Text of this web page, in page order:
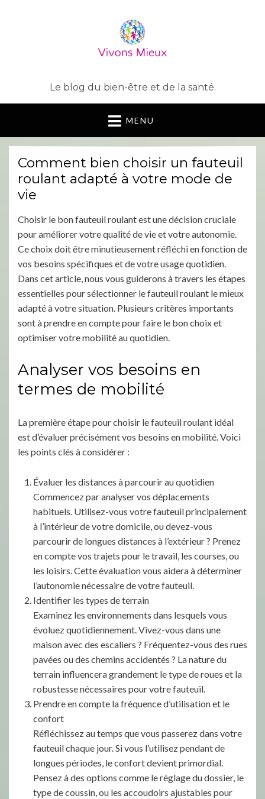
Le blog du bien-être et de la santé.
MENU
Comment bien choisir un fauteuil
roulant adapté à votre mode de
vie
Choisir le bon fauteuil roulant est une décision cruciale
pour améliorer votre qualité de vie et votre autonomie.
Ce choix doit être minutieusement réfléchi en fonction de
vos besoins spécifiques et de votre usage quotidien.
Dans cet article, nous vous guiderons à travers les étapes
essentielles pour sélectionner le fauteuil roulant le mieux
adapté à votre situation. Plusieurs critères importants
sont à prendre en compte pour faire le bon choix et
optimiser votre mobilité au quotidien.
Analyser vos besoins en
termes de mobilité
La première étape pour choisir le fauteuil roulant idéal
est d’évaluer précisément vos besoins en mobilité. Voici
les points clés à considérer :
Évaluer les distances à parcourir au quotidien
Commencez par analyser vos déplacements
habituels. Utilisez-vous votre fauteuil principalement
à l’intérieur de votre domicile, ou devez-vous
parcourir de longues distances à l’extérieur ? Prenez
en compte vos trajets pour le travail, les courses, ou
les loisirs. Cette évaluation vous aidera à déterminer
l’autonomie nécessaire de votre fauteuil.
Identifier les types de terrain
Examinez les environnements dans lesquels vous
évoluez quotidiennement. Vivez-vous dans une
maison avec des escaliers ? Fréquentez-vous des rues
pavées ou des chemins accidentés ? La nature du
terrain influencera grandement le type de roues et la
robustesse nécessaires pour votre fauteuil.
Prendre en compte la fréquence d’utilisation et le
confort
Réfléchissez au temps que vous passerez dans votre
fauteuil chaque jour. Si vous l’utilisez pendant de
longues périodes, le confort devient primordial.
Pensez à des options comme le réglage du dossier, le
type de coussin, ou les accoudoirs ajustables pour